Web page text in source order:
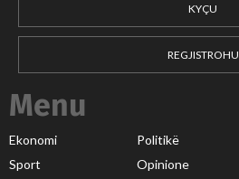
KYÇU
REGJISTROHU
Menu
Ekonomi Politikë
Sport
Opinione